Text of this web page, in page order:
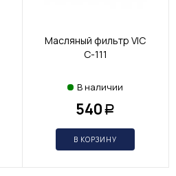
Масляный фильтр VIC
C-111
В наличии
540 Р
В КОРЗИНУ